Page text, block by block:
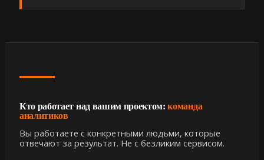
Кто работает над вашим проектом:команда
аналитиков
Вы работаете с конкретными людьми, которые
отвечают за результат. Не с безликим сервисом.